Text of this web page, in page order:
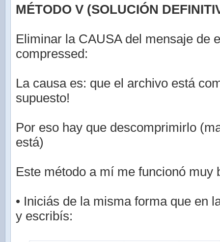
MÉTODO V (SOLUCIÓN
Eliminar la CAUSA del mensaje de
compressed:
La causa es: que el archivo está
supuesto!
Por eso hay que descomprimirlo
está)
Este método a mí me funcionó muy
• Iniciás de la misma forma que en
y escribís: